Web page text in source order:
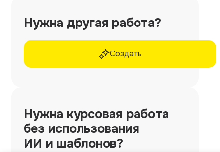
Нужна другая работа?
Создать
Нужна курсовая работа
без использования
ИИ и шаблонов?